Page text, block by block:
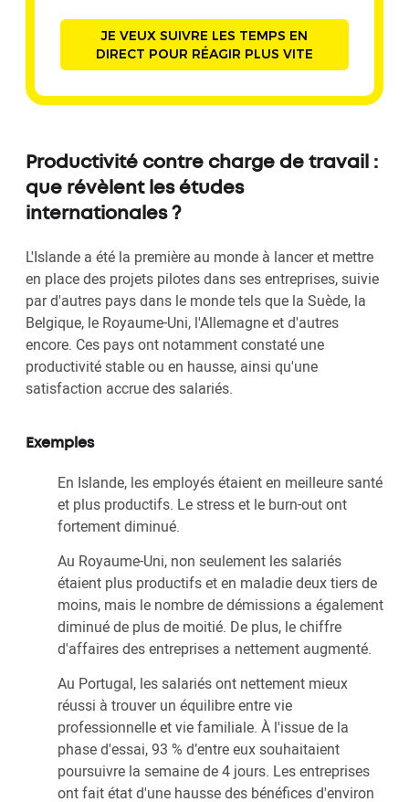
JE VEUX SUIVRE LES TEMPS EN
DIRECT POUR RÉAGIR PLUS VITE
Productivité contre charge de travail :
que révèlent les études
internationales ?
L'Islande a été la première au monde à lancer et mettre
en place des projets pilotes dans ses entreprises, suivie
par d'autres pays dans le monde tels que la Suède, la
Belgique, le Royaume-Uni, l'Allemagne et d'autres
encore. Ces pays ont notamment constaté une
productivité stable ou en hausse, ainsi qu'une
satisfaction accrue des salariés.
Exemples
En Islande, les employés étaient en meilleure santé
et plus productifs. Le stress et le burn-out ont
fortement diminué.
Au Royaume-Uni, non seulement les salariés
étaient plus productifs et en maladie deux tiers de
moins, mais le nombre de démissions a également
diminué de plus de moitié. De plus, le chiffre
d'affaires des entreprises a nettement augmenté.
Au Portugal, les salariés ont nettement mieux
réussi à trouver un équilibre entre vie
professionnelle et vie familiale. À l'issue de la
phase d'essai, 93 % d’entre eux souhaitaient
poursuivre la semaine de 4 jours. Les entreprises
ont fait état d'une hausse des bénéfices d'environ